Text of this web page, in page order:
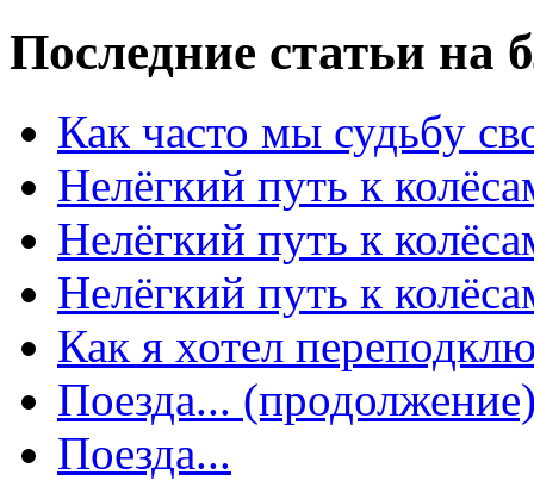
Последние статьи на
Как часто мы судьбу
Нелёгкий путь к
Нелёгкий путь к
Нелёгкий путь к
Как я хотел
Поезда...
Поезда...